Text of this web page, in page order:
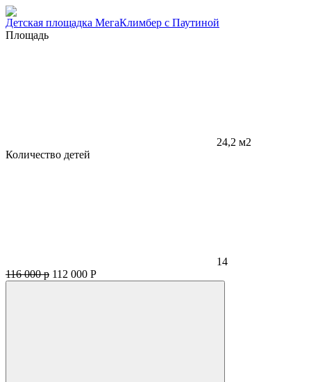
Детская площадка МегаКлимбер с Паутиной
Площадь
24,2 м2
Количество детей
14
116 000 р 112 000 Р